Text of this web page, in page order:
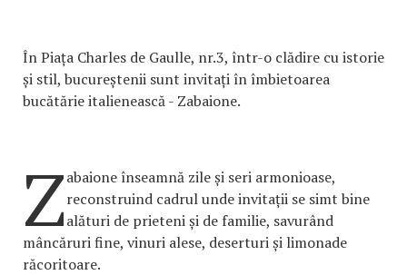
În Piața Charles de Gaulle, nr.3, într-o clădire cu istorie
și stil, bucureștenii sunt invitați în îmbietoarea
bucătărie italienească - Zabaione.
Zabaione înseamnă zile și seri armonioase,
reconstruind cadrul unde invitații se simt bine
alături de prieteni și de familie, savurând
mâncăruri fine, vinuri alese, deserturi și limonade
răcoritoare.